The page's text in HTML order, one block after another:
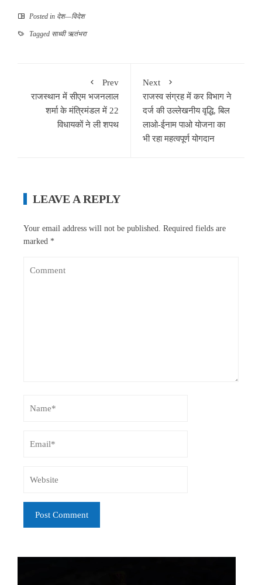
Posted in देश—विदेश
Tagged साध्वी ऋतंभरा
Prev
राजस्थान में सीएम भजनलाल
शर्मा के मंत्रिमंडल में 22
विधायकों ने ली शपथ
Next
राजस्व संग्रह में कर विभाग ने
दर्ज की उल्लेखनीय वृद्धि, बिल
लाओ-ईनाम पाओ योजना का
भी रहा महत्वपूर्ण योगदान
LEAVE A REPLY
Your email address will not be published. Required fields are
marked *